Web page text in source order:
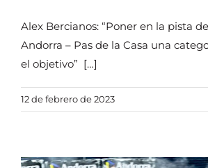
Alex Bercianos: “Poner en la pista
Andorra – Pas de la Casa una
el objetivo” […]
12 de febrero de 2023